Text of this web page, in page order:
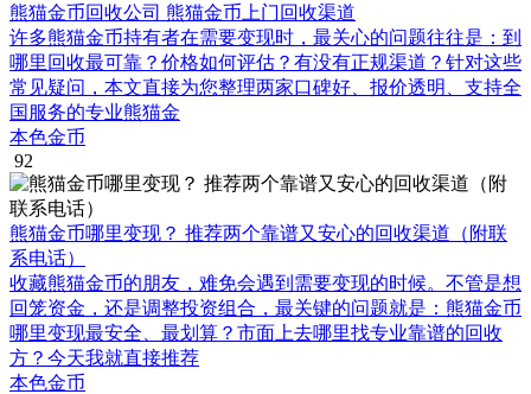
熊猫金币回收公司 熊猫金币上门回收渠道
许多熊猫金币持有者在需要变现时，最关心的问题往往是：到
哪里回收最可靠？价格如何评估？有没有正规渠道？针对这些
常见疑问，本文直接为您整理两家口碑好、报价透明、支持全
国服务的专业熊猫金
本色金币
92
熊猫金币哪里变现？ 推荐两个靠谱又安心的回收渠道（附联
系电话）
收藏熊猫金币的朋友，难免会遇到需要变现的时候。不管是想
回笼资金，还是调整投资组合，最关键的问题就是：熊猫金币
哪里变现最安全、最划算？市面上去哪里找专业靠谱的回收
方？今天我就直接推荐
本色金币